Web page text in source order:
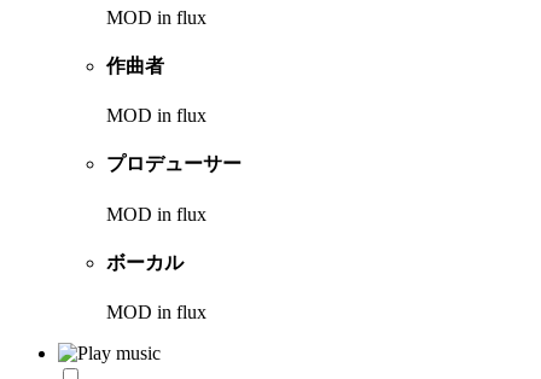
MOD in flux
作曲者
MOD in flux
プロデューサー
MOD in flux
ボーカル
MOD in flux